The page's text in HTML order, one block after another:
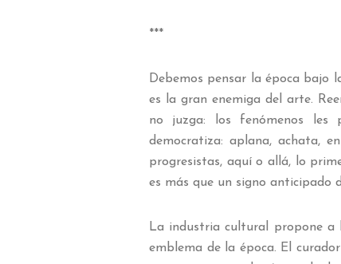
***
Debemos pensar la época bajo
es la gran enemiga del arte.
no juzga: los fenómenos les
democratiza: aplana, achata,
progresistas, aquí o allá, lo
es más que un signo anticipado
La industria cultural propone a
emblema de la época. El